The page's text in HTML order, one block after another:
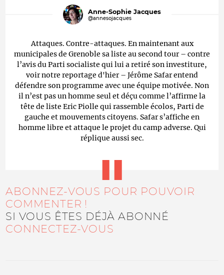
Anne-Sophie Jacques
@annesojacques
Attaques. Contre-attaques. En maintenant aux
municipales de Grenoble sa liste au second tour – contre
l’avis du Parti socialiste qui lui a retiré son investiture,
voir notre reportage d'hier – Jérôme Safar entend
défendre son programme avec une équipe motivée. Non
il n’est pas un homme seul et déçu comme l’affirme la
tête de liste Eric Piolle qui rassemble écolos, Parti de
gauche et mouvements citoyens. Safar s’affiche en
homme libre et attaque le projet du camp adverse. Qui
réplique aussi sec.
ABONNEZ-VOUS POUR POUVOIR
COMMENTER !
SI VOUS ÊTES DÉJÀ ABONNÉ
CONNECTEZ-VOUS